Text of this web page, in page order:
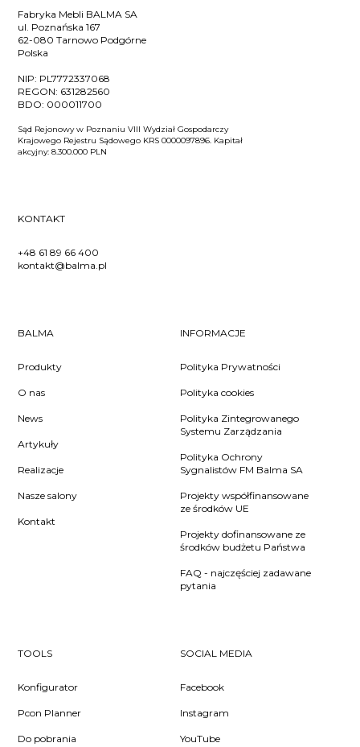
Fabryka Mebli BALMA SA
ul. Poznańska 167
62-080 Tarnowo Podgórne
Polska
NIP: PL7772337068
REGON: 631282560
BDO: 000011700
Sąd Rejonowy w Poznaniu VIII Wydział Gospodarczy
Krajowego Rejestru Sądowego KRS 0000097896. Kapitał
akcyjny: 8.300.000 PLN
KONTAKT
+48 61 89 66 400
kontakt@balma.pl
BALMA
Produkty
O nas
News
Artykuły
Realizacje
Nasze salony
Kontakt
INFORMACJE
Polityka Prywatności
Polityka cookies
Polityka Zintegrowanego
Systemu Zarządzania
Polityka Ochrony
Sygnalistów FM Balma SA
Projekty współfinansowane
ze środków UE
Projekty dofinansowane ze
środków budżetu Państwa
FAQ - najczęściej zadawane
pytania
TOOLS
Konfigurator
Pcon Planner
Do pobrania
SOCIAL MEDIA
Facebook
Instagram
YouTube